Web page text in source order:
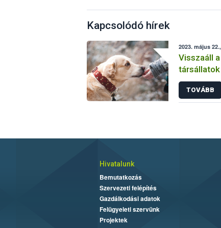
Kapcsolódó hírek
2023. május
Visszaáll
TOVÁBB
Hivatalunk
Bemutatkozás
Szervezeti felépítés
Gazdálkodási adatok
Felügyeleti szervünk
Projektek